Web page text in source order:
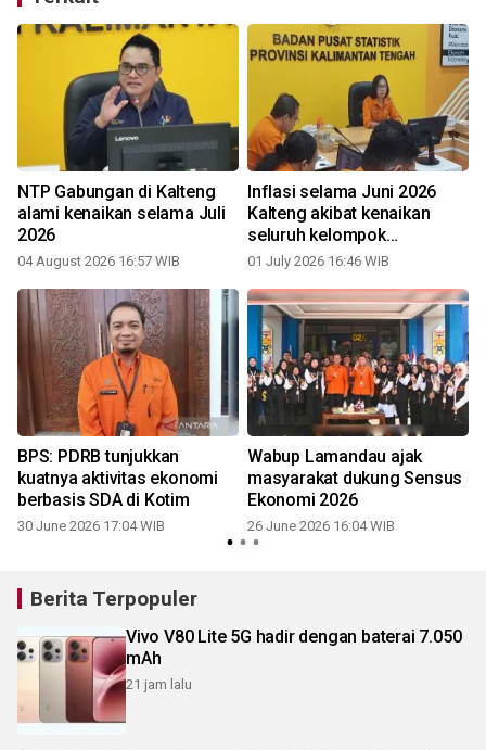
NTP Gabungan di Kalteng
alami kenaikan selama Juli
2026
04 August 2026 16:57 WIB
Inflasi selama Juni 2026
Kalteng akibat kenaikan
seluruh kelompok
pengeluaran
01 July 2026 16:46 WIB
BPS: PDRB tunjukkan
kuatnya aktivitas ekonomi
berbasis SDA di Kotim
30 June 2026 17:04 WIB
Wabup Lamandau ajak
masyarakat dukung Sensus
Ekonomi 2026
26 June 2026 16:04 WIB
Berita Terpopuler
Vivo V80 Lite 5G hadir dengan baterai 7.050
mAh
21 jam lalu